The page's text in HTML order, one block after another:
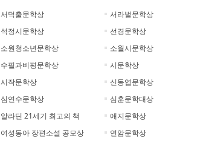
서덕출문학상 서라벌문학상
석정시문학상 선경문학상
소원청소년문학상 소월시문학상
수필과비평문학상 시문학상
시작문학상 신동엽문학상
심연수문학상 심훈문학대상
알라딘 21세기 최고의 책 애지문학상
여성동아 장편소설 공모상 연암문학상